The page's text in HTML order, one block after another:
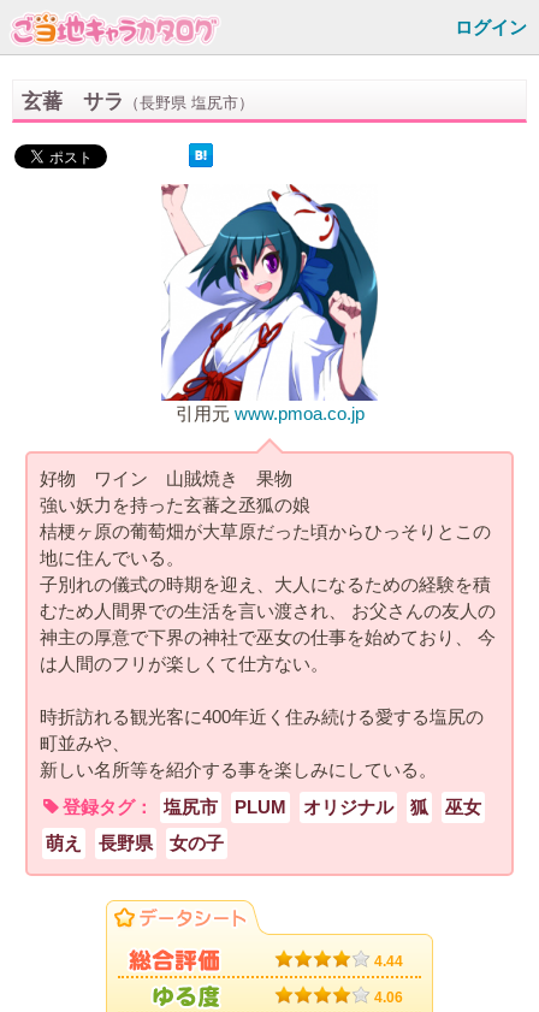
ログイン
玄蕃 サラ （長野県 塩尻市）
引用元 www.pmoa.co.jp
好物 ワイン 山賊焼き 果物
強い妖力を持った玄蕃之丞狐の娘
桔梗ヶ原の葡萄畑が大草原だった頃からひっそりとこの
地に住んでいる。
子別れの儀式の時期を迎え、大人になるための経験を積
むため人間界での生活を言い渡され、 お父さんの友人の
神主の厚意で下界の神社で巫女の仕事を始めており、 今
は人間のフリが楽しくて仕方ない。
時折訪れる観光客に400年近く住み続ける愛する塩尻の
町並みや、
新しい名所等を紹介する事を楽しみにしている。
登録タグ：
塩尻市 PLUM オリジナル 狐
巫女
萌え
長野県 女の子
4.44
4.06